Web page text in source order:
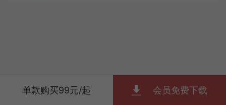
单款购买99元/起 会员免费下载